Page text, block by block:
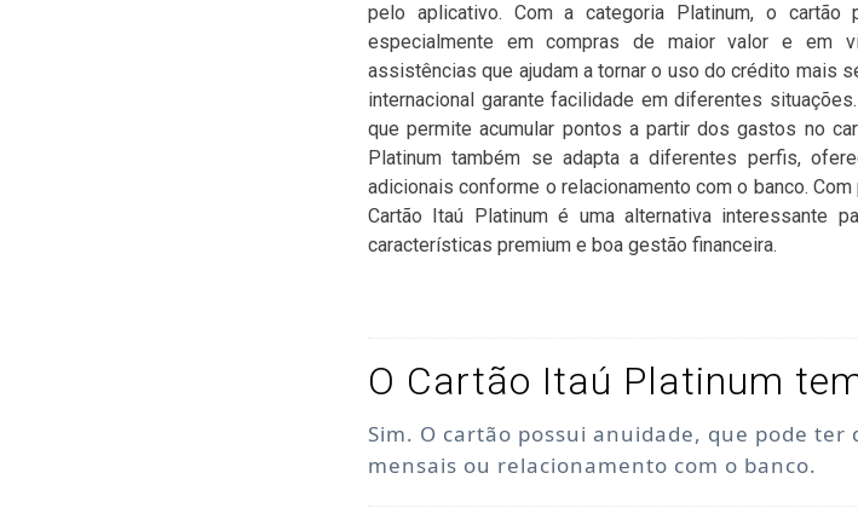
pelo aplicativo. Com a categoria Platinum, o cartão
especialmente em compras de maior valor e em
assistências que ajudam a tornar o uso do crédito mais
internacional garante facilidade em diferentes
que permite acumular pontos a partir dos gastos no
Platinum também se adapta a diferentes perfis,
adicionais conforme o relacionamento com o banco.
Cartão Itaú Platinum é uma alternativa interessante
características premium e boa gestão financeira.
O Cartão Itaú Platinum
Sim. O cartão possui anuidade, que pode
mensais ou relacionamento com o banco.